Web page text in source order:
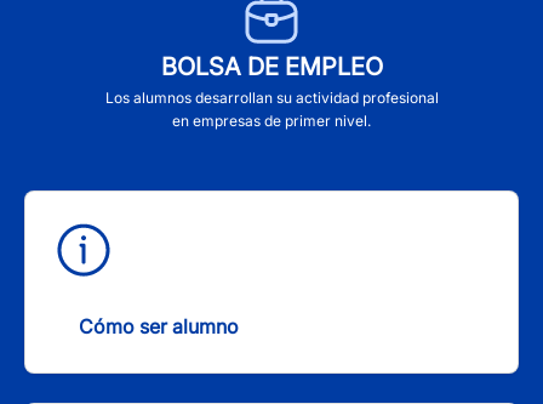
BOLSA DE EMPLEO
Los alumnos desarrollan su actividad profesional
en empresas de primer nivel.
Cómo ser alumno